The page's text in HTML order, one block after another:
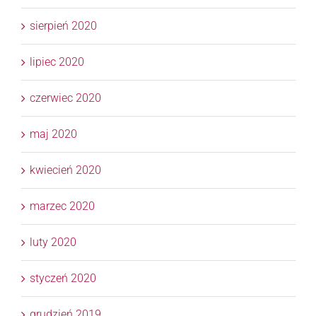
sierpień 2020
lipiec 2020
czerwiec 2020
maj 2020
kwiecień 2020
marzec 2020
luty 2020
styczeń 2020